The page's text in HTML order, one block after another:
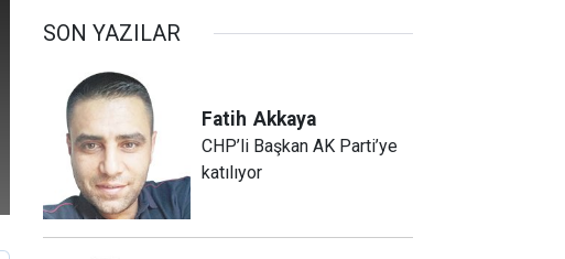
SON YAZILAR
Fatih Akkaya
CHP’li Başkan AK Parti’ye
katılıyor